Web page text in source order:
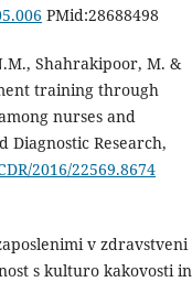
PMid:28688498
Shahrakipoor, M. &
training through
nurses and
Research,
2016/22569.8674
v zdravstveni
s kulturo kakovosti in